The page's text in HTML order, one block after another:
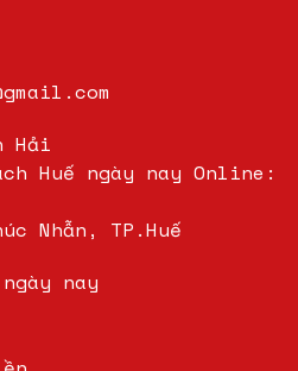
Hải
Huế ngày nay Online:
Nhẫn, TP.Huế
nay